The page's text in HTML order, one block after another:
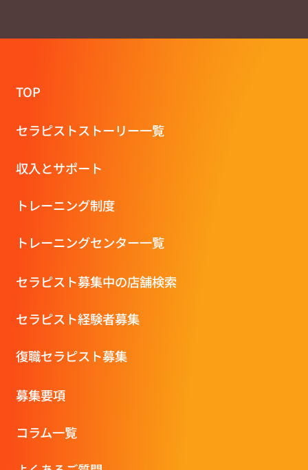
TOP
セラピストストーリー一覧
収⼊とサポート
トレーニング制度
トレーニングセンター一覧
セラピスト募集中の店舗検索
セラピスト経験者募集
復職セラピスト募集
募集要項
コラム一覧